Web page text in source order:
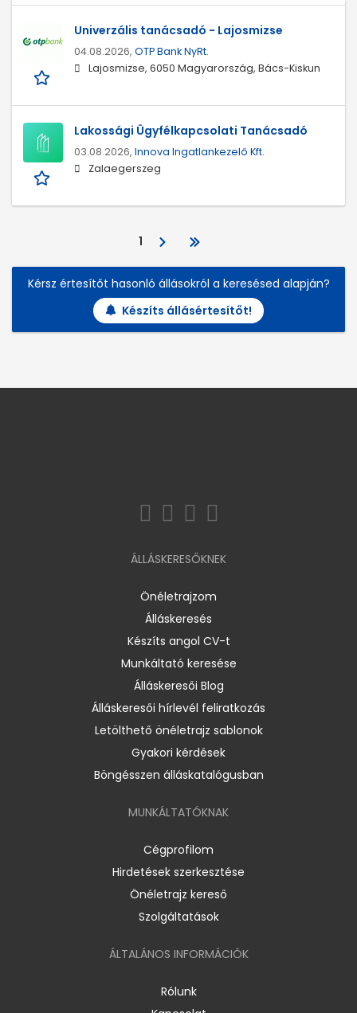
Univerzális tanácsadó - Lajosmizse
04.08.2026, OTP Bank NyRt.
Lajosmizse, 6050 Magyarország, Bács-Kiskun
Lakossági Ügyfélkapcsolati Tanácsadó
03.08.2026, Innova Ingatlankezelő Kft.
Zalaegerszeg
1
Kérsz értesítőt hasonló állásokról a keresésed alapján?
Készíts állásértesítőt!
ÁLLÁSKERESŐKNEK
Önéletrajzom
Álláskeresés
Készíts angol CV-t
Munkáltató keresése
Álláskeresői Blog
Álláskeresői hírlevél feliratkozás
Letölthető önéletrajz sablonok
Gyakori kérdések
Böngésszen álláskatalógusban
MUNKÁLTATÓKNAK
Cégprofilom
Hirdetések szerkesztése
Önéletrajz kereső
Szolgáltatások
ÁLTALÁNOS INFORMÁCIÓK
Rólunk